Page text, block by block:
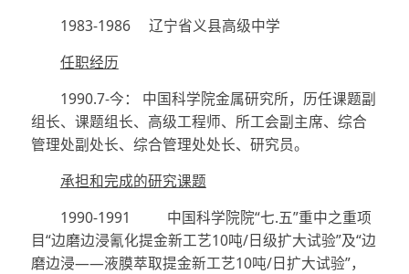
1983-1986 辽宁省义县高级中学
任职经历
1990.7-今： 中国科学院金属研究所，历任课题副
组长、课题组长、高级工程师、所工会副主席、综合
管理处副处长、综合管理处处长、研究员。
承担和完成的研究课题
1990-1991 中国科学院院“七.五”重中之重项
目“边磨边浸氰化提金新工艺10吨/日级扩大试验”及“边
磨边浸——液膜萃取提金新工艺10吨/日扩大试验”，